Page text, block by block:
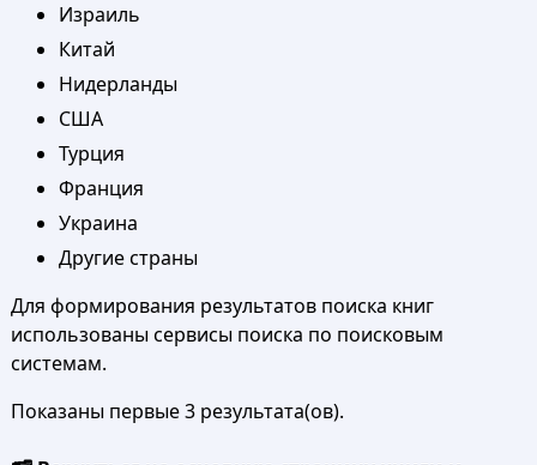
Израиль
Китай
Нидерланды
США
Турция
Франция
Украина
Другие страны
Для формирования результатов поиска книг
использованы сервисы поиска по поисковым
системам.
Показаны первые 3 результата(ов).